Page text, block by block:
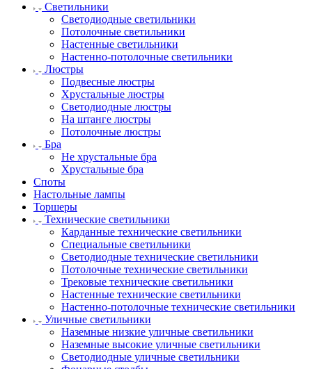
Светильники
Светодиодные светильники
Потолочные светильники
Настенные светильники
Настенно-потолочные светильники
Люстры
Подвесные люстры
Хрустальные люстры
Светодиодные люстры
На штанге люстры
Потолочные люстры
Бра
Не хрустальные бра
Хрустальные бра
Споты
Настольные лампы
Торшеры
Технические светильники
Карданные технические светильники
Специальные светильники
Светодиодные технические светильники
Потолочные технические светильники
Трековые технические светильники
Настенные технические светильники
Настенно-потолочные технические светильники
Уличные светильники
Наземные низкие уличные светильники
Наземные высокие уличные светильники
Светодиодные уличные светильники